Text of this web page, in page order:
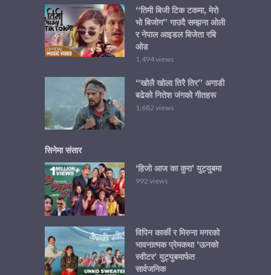
“तिमी बिजी टिक टकमा, मेरो
भो बिजोग” गाउदै सम्झना ओली
र नेपाल आइडल बिजेता रबि
ओड
1,494 views
“खोलै खोला तिरै तिर” अगाडी
बढेको नितेश जंगको गीतहरू
1,682 views
सिनेमा संसार
‘हिजो आज का कुरा’ युट्युबमा
992 views
विपिन कार्की र मिरुना मगरको
भावनात्मक प्रेमकथा ‘ऊनको
स्वीटर’ युट्युबमार्फत
सार्वजनिक